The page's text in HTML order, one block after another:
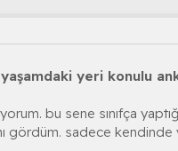
yeri konulu
bu sene sınıfça
gördüm. sadece